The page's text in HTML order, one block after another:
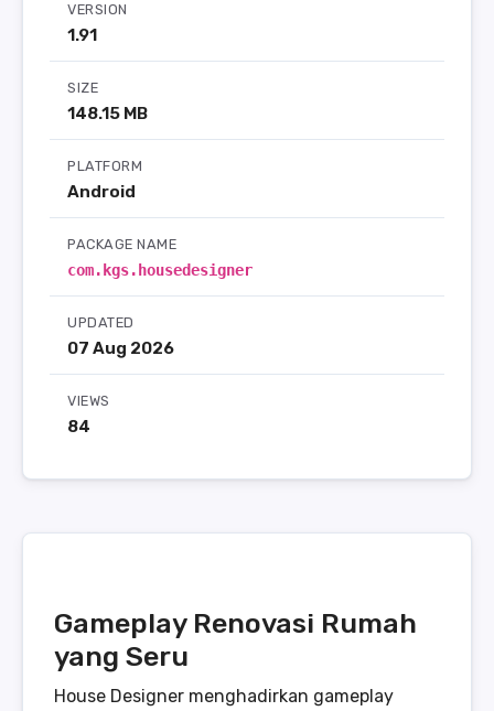
VERSION
1.91
SIZE
148.15 MB
PLATFORM
Android
PACKAGE NAME
com.kgs.housedesigner
UPDATED
07 Aug 2026
VIEWS
84
Gameplay Renovasi Rumah
yang Seru
House Designer menghadirkan gameplay